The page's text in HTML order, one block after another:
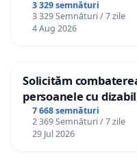
3 329 semnături
3 329 Semnături / 7 zile
4 Aug 2026
Solicităm
persoanele cu
7 668 semnături
2 369 Semnături / 7 zile
29 Jul 2026